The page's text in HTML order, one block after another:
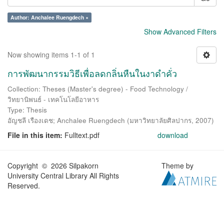
Author: Anchalee Ruengdech ×
Show Advanced Filters
Now showing items 1-1 of 1
การพัฒนากรรมวิธีเพื่อลดกลิ่นหืนในงาดำคั่ว
Collection: Theses (Master's degree) - Food Technology /
วิทยานิพนธ์ - เทคโนโลยีอาหาร
Type: Thesis
อัญชลี เรืองเดช; Anchalee Ruengdech (มหาวิทยาลัยศิลปากร, 2007)
File in this item: Fulltext.pdf download
Copyright © 2026 Silpakorn
University Central Library All Rights
Reserved.
Theme by